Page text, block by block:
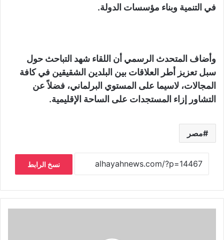
في التنمية وبناء مؤسسات الدولة.
وأضاف المتحدث الرسمي أن اللقاء شهد التباحث حول
سبل تعزيز أطر العلاقات بين البلدين الشقيقين في كافة
المجالات، لاسيما على المستوي البرلماني، فضلاً عن
التشاور إزاء المستجدات على الساحة الإقليمية.
مصر
نسخ الرابط